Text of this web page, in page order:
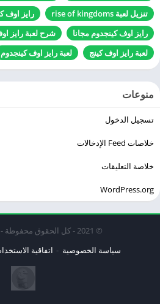
تنزيل لعبة rise of kingdoms
رايز اوف
رايز اوف كينجدوم مجانا
شرح لعبة رايز
لعبة رايز اوف كينج
لعبة رايز اوف كينجدوم
منوعات
تسجيل الدخول
خلاصات Feed الإدخالات
خلاصة التعليقات
WordPress.org
© 2021 - كل الحقوق محفوظة -
سياسة الخصوصية
اتفاقية